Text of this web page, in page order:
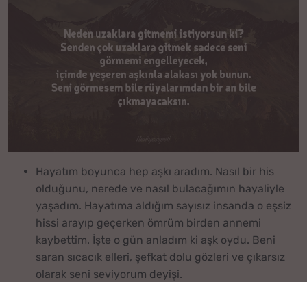
Hayatım boyunca hep aşkı aradım. Nasıl bir his
olduğunu, nerede ve nasıl bulacağımın hayaliyle
yaşadım. Hayatıma aldığım sayısız insanda o eşsiz
hissi arayıp geçerken ömrüm birden annemi
kaybettim. İşte o gün anladım ki aşk oydu. Beni
saran sıcacık elleri, şefkat dolu gözleri ve çıkarsız
olarak seni seviyorum deyişi.